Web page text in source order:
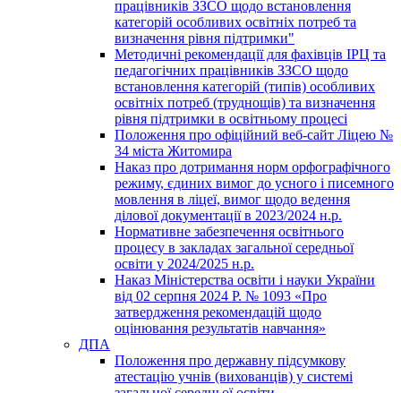
працівників ЗЗСО щодо встановлення
категорій особливих освітніх потреб та
визначення рівня підтримки"
Методичні рекомендації для фахівців ІРЦ та
педагогічних працівників ЗЗСО щодо
встановлення категорій (типів) особливих
освітніх потреб (труднощів) та визначення
рівня підтримки в освітньому процесі
Положення про офіційний веб-сайт Ліцею №
34 міста Житомира
Наказ про дотримання норм орфографічного
режиму, єдиних вимог до усного і писемного
мовлення в ліцеї, вимог щодо ведення
ділової документації в 2023/2024 н.р.
Нормативне забезпечення освітнього
процесу в закладах загальної середньої
освіти у 2024/2025 н.р.
Наказ Міністерства освіти і науки України
від 02 серпня 2024 Р. № 1093 «Про
затвердження рекомендацій щодо
оцінювання результатів навчання»
ДПА
Положення про державну підсумкову
атестацію учнів (вихованців) у системі